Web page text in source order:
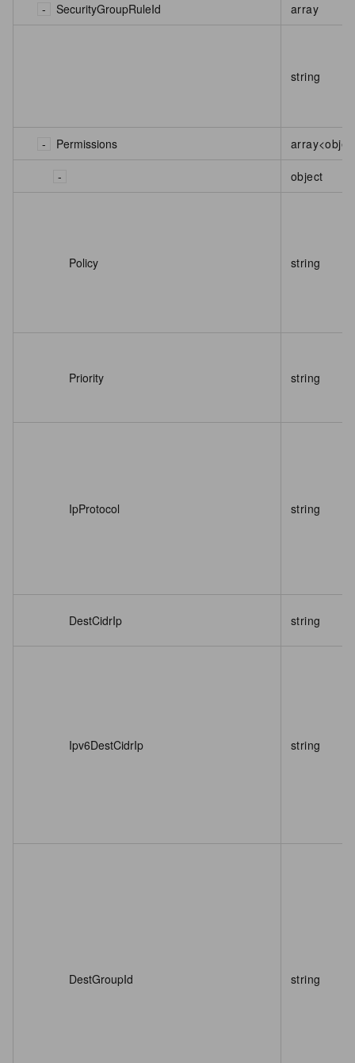
SecurityGroupRuleId array
string
Permissions
object
Policy string
Priority string
IpProtocol string
DestCidrIp string
Ipv6DestCidrIp string
DestGroupId string